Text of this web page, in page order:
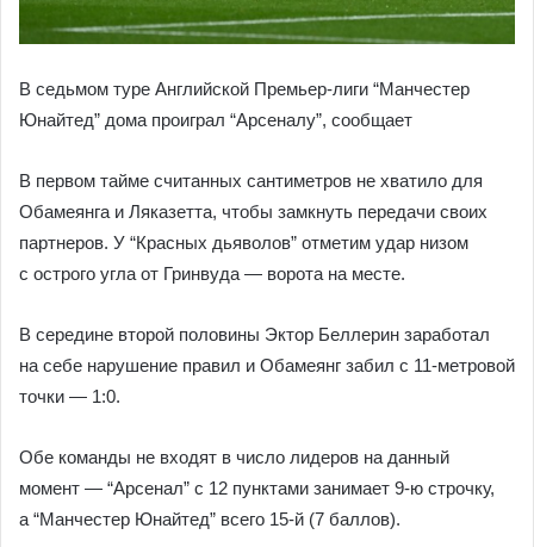
В седьмом туре Английской Премьер-лиги “Манчестер
Юнайтед” дома проиграл “Арсеналу”, сообщает
В первом тайме считанных сантиметров не хватило для
Обамеянга и Ляказетта, чтобы замкнуть передачи своих
партнеров. У “Красных дьяволов” отметим удар низом
с острого угла от Гринвуда — ворота на месте.
В середине второй половины Эктор Беллерин заработал
на себе нарушение правил и Обамеянг забил с 11-метровой
точки — 1:0.
Обе команды не входят в число лидеров на данный
момент — “Арсенал” с 12 пунктами занимает 9-ю строчку,
а “Манчестер Юнайтед” всего 15-й (7 баллов).